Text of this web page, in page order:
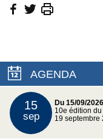
AGENDA
15
sep
Du 15/09/
10e édition
19 septembre